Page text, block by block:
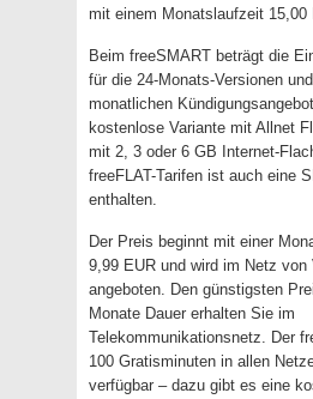
mit einem Monatslaufzeit 15,00
Beim freeSMART beträgt die
für die 24-Monats-Versionen
monatlichen
kostenlose Variante mit Allnet
mit 2, 3 oder 6 GB Internet-
freeFLAT-Tarifen ist auch eine
enthalten.
Der Preis beginnt mit einer
9,99 EUR und wird im Netz von
angeboten. Den günstigsten
Monate Dauer erhalten Sie im
Telekommunikationsnetz. Der
100 Gratisminuten in allen
verfügbar – dazu gibt es eine